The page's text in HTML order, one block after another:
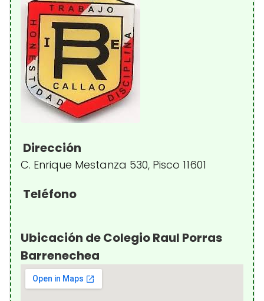
Dirección
C. Enrique Mestanza 530, Pisco 11601
Teléfono
Ubicación de Colegio Raul Porras
Barrenechea